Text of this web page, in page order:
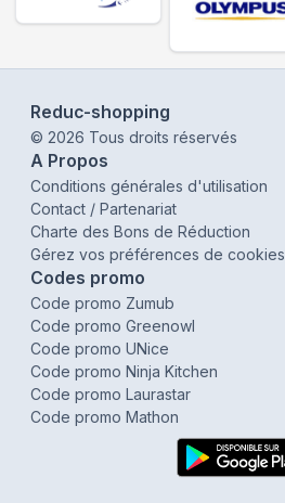
Reduc-shopping
© 2026 Tous droits réservés
A Propos
Conditions générales d'utilisation
Contact / Partenariat
Charte des Bons de Réduction
Gérez vos préférences de cookies
Codes promo
Code promo Zumub
Code promo Greenowl
Code promo UNice
Code promo Ninja Kitchen
Code promo Laurastar
Code promo Mathon